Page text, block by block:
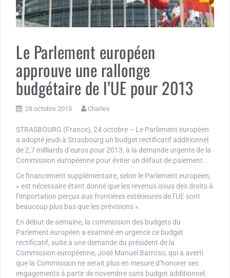
Le Parlement européen
approuve une rallonge
budgétaire de l’UE pour 2013
28 octobre 2013 Charles
STRASBOURG (France), 24 octobre – Le Parlement européen
a adopté jeudi à Strasbourg un budget rectificatif additionnel
de 2,7 milliards d’euros pour 2013, à la demande urgente de la
Commission européenne pour éviter un défaut de paiement.
Ce financement supplémentaire, selon le Parlement européen,
« est nécessaire étant donné que les revenus issus des droits à
l’importation perçus aux frontières extérieures de l’UE sont
beaucoup plus bas que les prévisions ».
En début de semaine, la commission des budgets du
Parlement européen a examiné en urgence ce budget
rectificatif, suite à une demande du président de la
Commission européenne, José Manuel Barroso, qui a averti
que la Commission ne serait plus en mesure d’honorer ses
engagements à partir de novembre sans budget additionnel.